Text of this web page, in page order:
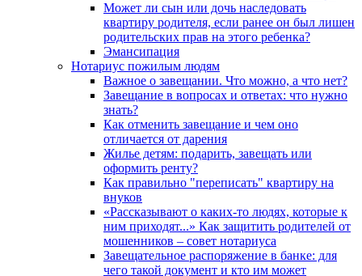
Может ли сын или дочь наследовать
квартиру родителя, если ранее он был лишен
родительских прав на этого ребенка?
Эмансипация
Нотариус пожилым людям
Важное о завещании. Что можно, а что нет?
Завещание в вопросах и ответах: что нужно
знать?
Как отменить завещание и чем оно
отличается от дарения
Жилье детям: подарить, завещать или
оформить ренту?
Как правильно "переписать" квартиру на
внуков
«Рассказывают о каких-то людях, которые к
ним приходят...» Как защитить родителей от
мошенников – совет нотариуса
Завещательное распоряжение в банке: для
чего такой документ и кто им может